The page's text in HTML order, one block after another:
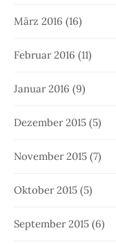
März 2016 (16)
Februar 2016 (11)
Januar 2016 (9)
Dezember 2015 (5)
November 2015 (7)
Oktober 2015 (5)
September 2015 (6)